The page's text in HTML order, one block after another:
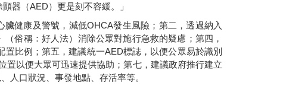
顫器（AED）更是刻不容緩。」
臟健康及警號，減低OHCA發生風險；第二，透過納入
俗稱：好人法）消除公眾對施行急救的疑慮；第四，
置比例；第五，建議統一AED標誌，以便公眾易於識別
置以便大眾可迅速提供協助；第七，建議政府推行建立
人口狀況、事發地點、存活率等。